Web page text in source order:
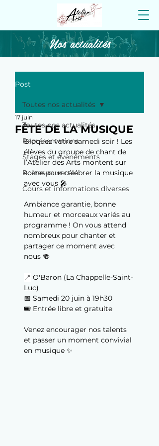
Nos actualités
Post
Toutes nos actualités
Représentations
Stages et évènements
Portes-ouvertes
Cours et informations diverses
Toutes nos actualités
FÊTE DE LA MUSIQUE
17 juin
Bloquez votre samedi soir ! Les
élèves du groupe de chant de
l’Atelier des Arts montent sur
scène pour célébrer la musique
avec vous 🎤
Ambiance garantie, bonne
humeur et morceaux variés au
programme ! On vous attend
nombreux pour chanter et
partager ce moment avec
nous 🍻
📍 O'Baron (La Chappelle-Saint-
Luc)
📅 Samedi 20 juin à 19h30
🎟️ Entrée libre et gratuite
Venez encourager nos talents
et passer un moment convivial
en musique ✨